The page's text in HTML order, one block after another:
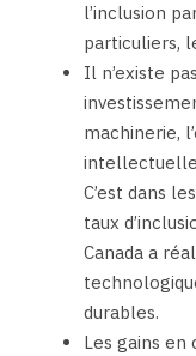
l’inclusion
particuliers,
Il n’existe
machinerie,
C’est dans
taux
Canada a
durables.
Les gains